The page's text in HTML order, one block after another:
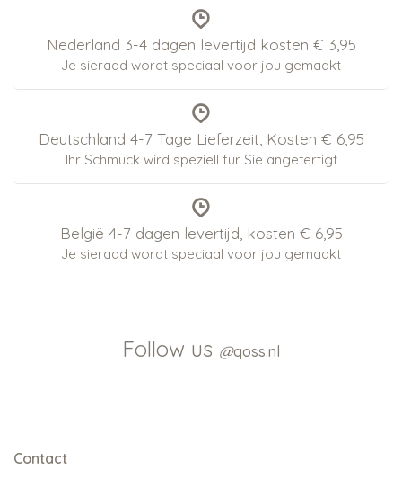
Nederland 3-4 dagen levertijd kosten € 3,95
Je sieraad wordt speciaal voor jou gemaakt
Deutschland 4-7 Tage Lieferzeit, Kosten € 6,95
Ihr Schmuck wird speziell für Sie angefertigt
België 4-7 dagen levertijd, kosten € 6,95
Je sieraad wordt speciaal voor jou gemaakt
Follow us @qoss.nl
Contact